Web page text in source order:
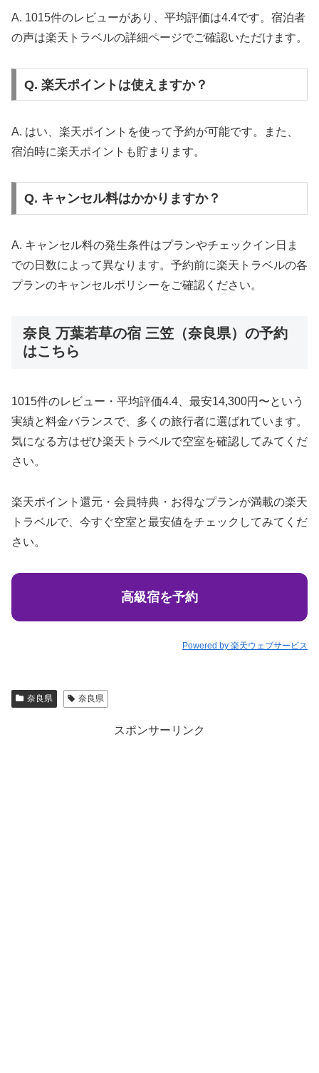
A. 1015件のレビューがあり、平均評価は4.4です。宿泊者
の声は楽天トラベルの詳細ページでご確認いただけます。
Q. 楽天ポイントは使えますか？
A. はい、楽天ポイントを使って予約が可能です。また、
宿泊時に楽天ポイントも貯まります。
Q. キャンセル料はかかりますか？
A. キャンセル料の発生条件はプランやチェックイン日ま
での日数によって異なります。予約前に楽天トラベルの各
プランのキャンセルポリシーをご確認ください。
奈良 万葉若草の宿 三笠（奈良県）の予約
はこちら
1015件のレビュー・平均評価4.4、最安14,300円〜という
実績と料金バランスで、多くの旅行者に選ばれています。
気になる方はぜひ楽天トラベルで空室を確認してみてくだ
さい。
楽天ポイント還元・会員特典・お得なプランが満載の楽天
トラベルで、今すぐ空室と最安値をチェックしてみてくだ
さい。
高級宿を予約
Powered by 楽天ウェブサービス
奈良県 奈良県
スポンサーリンク